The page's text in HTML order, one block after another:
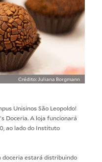
Crédito: Juliana Borgmann
Unisinos São Leopoldo!
Doceria. A loja funcionará
ao lado do Instituto
doceria estará distribuindo